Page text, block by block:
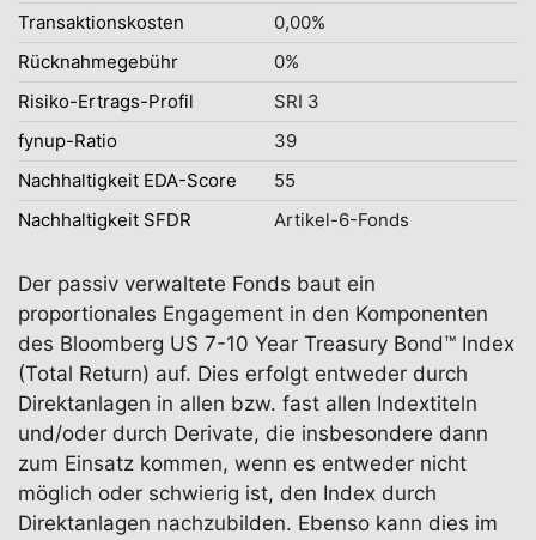
Transaktionskosten
0,00%
Rücknahmegebühr
0%
Risiko-Ertrags-Profil
SRI 3
fynup-Ratio
39
Nachhaltigkeit EDA-Score
55
Nachhaltigkeit SFDR
Artikel-6-Fonds
Der passiv verwaltete Fonds baut ein
proportionales Engagement in den Komponenten
des Bloomberg US 7-10 Year Treasury Bond™ Index
(Total Return) auf. Dies erfolgt entweder durch
Direktanlagen in allen bzw. fast allen Indextiteln
und/oder durch Derivate, die insbesondere dann
zum Einsatz kommen, wenn es entweder nicht
möglich oder schwierig ist, den Index durch
Direktanlagen nachzubilden. Ebenso kann dies im